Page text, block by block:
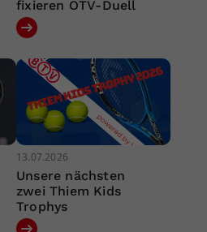
fixieren ÖTV-Duell
13.07.2026
Unsere nächsten
zwei Thiem Kids
Trophys